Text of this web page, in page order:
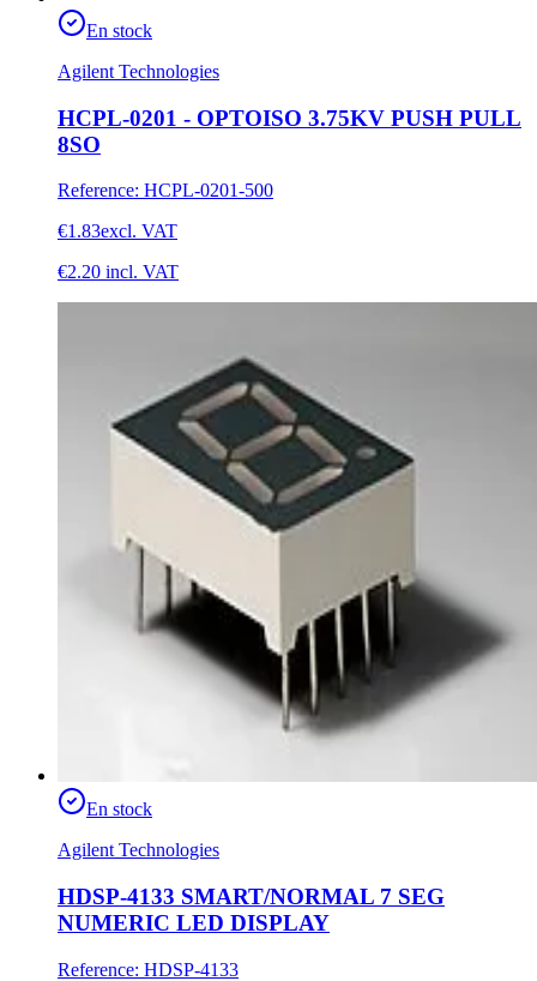
En stock
Agilent Technologies
HCPL-0201 - OPTOISO 3.75KV PUSH PULL
8SO
Reference: HCPL-0201-500
€1.83excl. VAT
€2.20 incl. VAT
En stock
Agilent Technologies
HDSP-4133 SMART/NORMAL 7 SEG
NUMERIC LED DISPLAY
Reference: HDSP-4133